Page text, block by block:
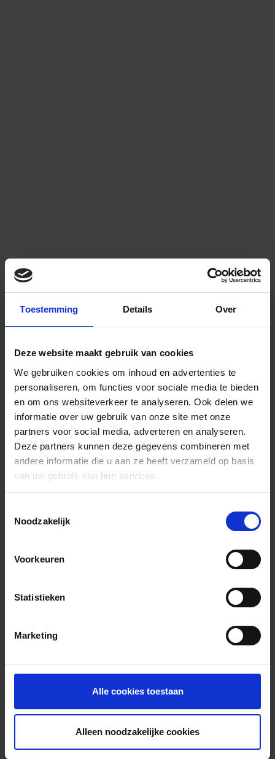
Toestemming Details Over
Deze website maakt gebruik van cookies
We gebruiken cookies om inhoud en advertenties te
personaliseren, om functies voor sociale media te bieden
en om ons websiteverkeer te analyseren. Ook delen we
informatie over uw gebruik van onze site met onze
partners voor social media, adverteren en analyseren.
Deze partners kunnen deze gegevens combineren met
andere informatie die u aan ze heeft verzameld op basis
van uw gebruik van hun services.
Noodzakelijk
Voorkeuren
Statistieken
Marketing
Alle cookies toestaan
Alleen noodzakelijke cookies